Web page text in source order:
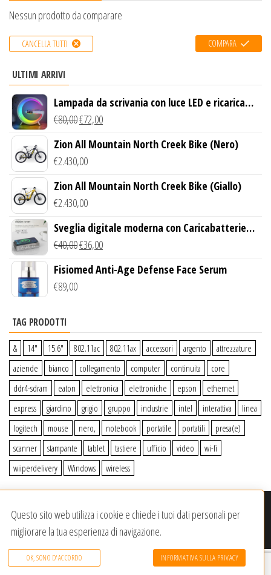
Nessun prodotto da comparare
CANCELLA TUTTI COMPARA
ULTIMI ARRIVI
Lampada da scrivania con luce LED e ricarica
wireless
€80,00€72,00
Zion All Mountain North Creek Bike (Nero)
€2.430,00
Zion All Mountain North Creek Bike (Giallo)
€2.430,00
Sveglia digitale moderna con Caricabatterie
Wireless Qi
€40,00€36,00
Fisiomed Anti-Age Defense Face Serum
€89,00
TAG PRODOTTI
& 14″ 15.6″ 802.11ac 802.11ax accessori argento
attrezzature
aziende
bianco collegamento computer continuita
core
ddr4-sdram
eaton elettronica elettroniche epson
ethernet
express
giardino grigio gruppo industrie intel interattiva
linea
logitech
mouse nero, notebook portatile portatili
presa(e)
scanner
stampante tablet tastiere ufficio video
wi-fi
wiiperdelivery
Windows wireless
© 2020-2023Wiiper Store . Tutti i diritti riservati|Offerto da:
Dracma Service S.R.L.
Questo sito web utilizza i cookie e chiede i tuoi dati personali per
migliorare la tua esperienza di navigazione.
OK, SONO D'ACCORDO INFORMATIVA SULLA PRIVACY